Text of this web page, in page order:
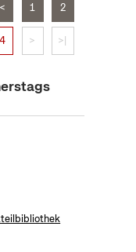
< 1 2
4 > >|